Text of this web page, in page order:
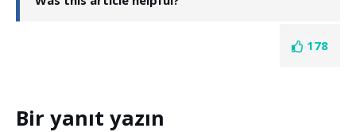
178
Bir yanıt yazın